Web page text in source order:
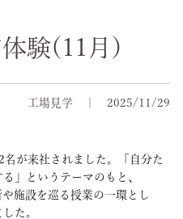
験(11月)
工場見学 2025/11/29
が来社されました。「自分た
」というテーマのもと、
施設を巡る授業の一環とし
た。